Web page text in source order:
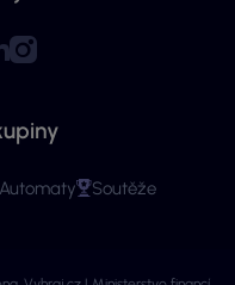
Soutěže